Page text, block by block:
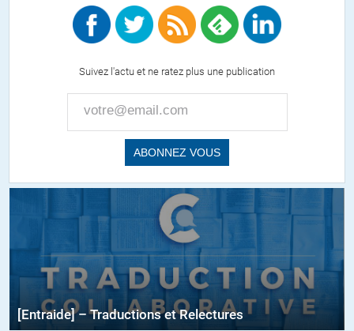
Suivez l'actu et ne ratez plus une publication
[Entraide] – Traductions et Relectures